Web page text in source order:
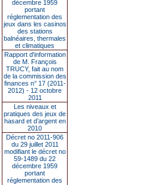
décembre 1959
portant
réglementation des
jeux dans les casinos
des stations
balnéaires, thermales
et climatiques
Rapport d'information
de M. François
TRUCY, fait au nom
de la commission des
finances n° 17 (2011-
2012) - 12 octobre
2011
Les niveaux et
pratiques des jeux de
hasard et d’argent en
2010
Décret no 2011-906
du 29 juillet 2011
modifiant le décret no
59-1489 du 22
décembre 1959
portant
réglementation des